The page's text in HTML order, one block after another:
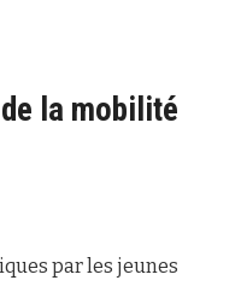
la mobilité
par les jeunes